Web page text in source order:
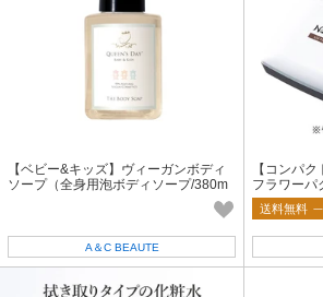
【ベビー&キッズ】ヴィーガンボディ
ソープ（全身用泡ボディソープ/380m
A＆C BEAUTE
【コンパ
フラワー
ースのみ ※
送料無料